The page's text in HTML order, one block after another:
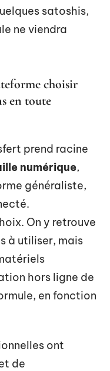
satoshis,
ne viendra
choisir
en toute
prend racine
numérique,
généraliste,
On y retrouve
à utiliser, mais
hors ligne de
en fonction
ont
de